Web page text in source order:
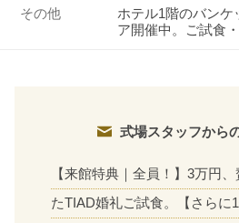
その他
ホテル1階のバンケ
ア開催中。ご試食
式場スタッフから
【来館特典｜全員！】3万円
たTIAD婚礼ご試食。【さらに